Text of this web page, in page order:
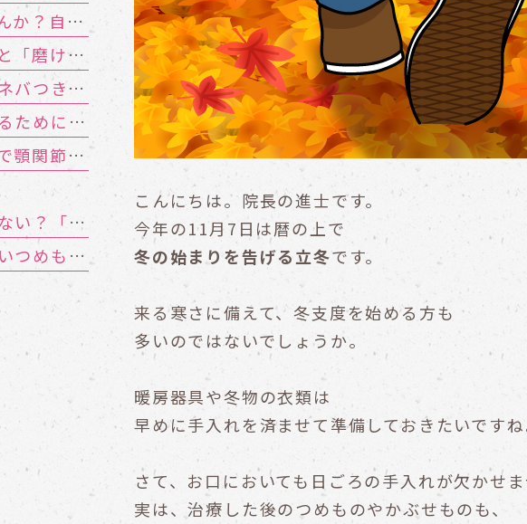
こんにちは。院長の進士です。
今年の11月7日は暦の上で
冬の始まりを告げる立冬です。
来る寒さに備えて、冬支度を始める方も
多いのではないでしょうか。
暖房器具や冬物の衣類は
早めに手入れを済ませて準備しておきたいです
さて、お口においても日ごろの手入れが欠かせ
実は、治療した後のつめものやかぶせものも、
見逃していませんか？自分や家族のお口の機能低下のサイン
「磨いている」と「磨けている」は別物!?歯ブラシが届かない汚れの対策
気になるお口のネバつき、放置しても大丈夫？
子どもの歯を守るために 知っておきたい「むし歯の4要素」
長時間のスマホで顎関節症に!? お口のトラブルを招く「TCH（歯列接触癖）」とは
原因はそこじゃない？「歯の痛み」の意外な落とし穴
保険でできる白いつめもの「CR（コンポジットレジン）」とは？